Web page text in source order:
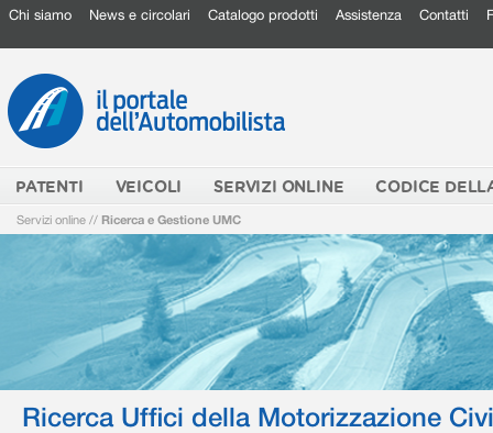
Chi siamo News e circolari Catalogo prodotti Assistenza Contatti
PATENTI VEICOLI SERVIZI ONLINE CODICE
Servizi online // Ricerca e Gestione UMC
Ricerca Uffici della Motorizzazione